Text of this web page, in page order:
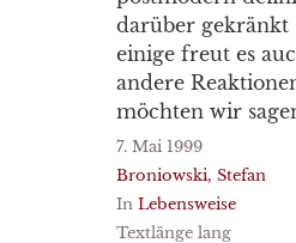
darüber gekränkt
einige freut es
andere
möchten wir
7. Mai 1999
Broniowski, Stefan
In Lebensweise
Textlänge lang